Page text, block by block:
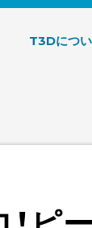
ックデザイ
T3Dにつ